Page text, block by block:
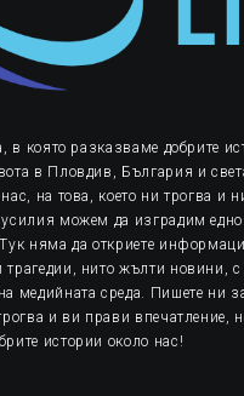
в която разказваме добрите
в Пловдив, България и
на това, което ни трогва и
можем да изградим едно
няма да откриете
нито жълти новини, с
медийната среда. Пишете ни
и ви прави впечатление,
истории около нас!